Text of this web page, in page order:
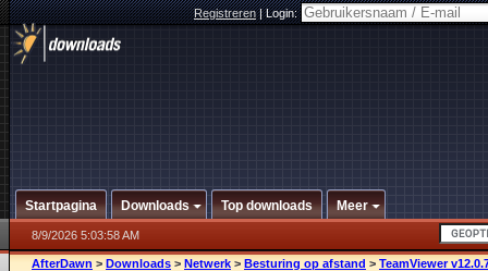
Registreren|Login:
Startpagina Downloads Top downloads Meer
8/9/2026 5:03:58 AM
AfterDawn > Downloads > Netwerk > Besturing op afstand > TeamViewer